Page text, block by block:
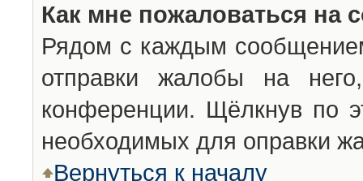
Как мне пожаловаться на
Рядом с каждым
отправки жалобы на
конференции. Щёлкнув по
необходимых для оправки
Вернуться к началу